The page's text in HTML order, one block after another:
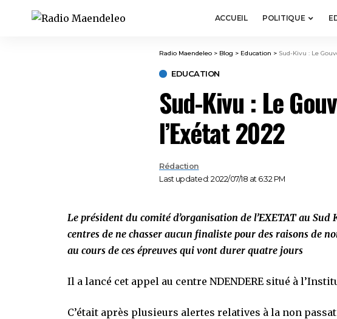
ACCUEIL POLITIQUE
Radio Maendeleo > Blog > Education > Sud-Kivu : Le
EDUCATION
Sud-Kivu : Le
l’Exétat 2022
Last updated: 2022/07/18 at 6:32 PM
Rédaction
Le président du comité d’organisation de l’EXETAT au Sud
centres de ne chasser aucun finaliste pour des raisons de
au cours de ces épreuves qui vont durer quatre jours
Il a lancé cet appel au centre NDENDERE situé à
C’était après plusieurs alertes relatives à la non